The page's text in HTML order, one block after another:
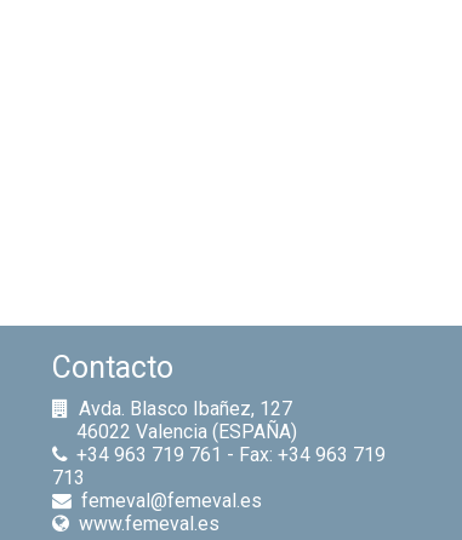
Contacto
Avda. Blasco Ibañez, 127
46022 Valencia (ESPAÑA)
+34 963 719 761 - Fax: +34 963 719
713
femeval@femeval.es
www.femeval.es